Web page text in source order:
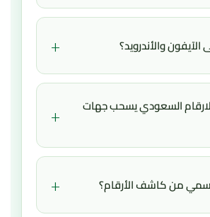
محدثة لحظياً وتغطي جميع
شركات الاتصالات السعودية (STC، موبايلي، زين،
معرفة الارقام السعوديه
لدينا بدقة
والأندرويد؟ +
السعودية بالاسميعمل على
أندرويد، كمبيوتر) لأنه يعمل
لا تحتاج تحميل أي تطبيق من
السعودي يسحب جهات
+
أي صلاحيات ولا نصل لجهات
كاشف الارقام السعودي
التقليدية التي تسرق بياناتك.
من كاشف الأرقام؟ +